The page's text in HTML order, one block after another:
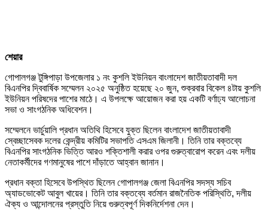
শেয়ার
গোপালগঞ্জ টুঙ্গিপাড়া উপজেলার ১ নং কুশলি ইউনিয়ন বাংলাদেশ জাতীয়তাবাদী দল
বিএনপির দ্বিবার্ষিক সম্মেলন ২০২৫ অনুষ্ঠিত হয়েছে ২০ জুন, শুক্রবার বিকেল ৪টায় কুশলি
ইউনিয়ন পরিষদের পাশের মাঠে। এ উপলক্ষে আয়োজন করা হয় একটি বর্ণাঢ্য আলোচনা
সভা ও সাংগঠনিক অধিবেশন।
সম্মেলনে ভার্চুয়ালি প্রধান অতিথি হিসেবে যুক্ত ছিলেন বাংলাদেশ জাতীয়তাবাদী
স্বেচ্ছাসেবক দলের কেন্দ্রীয় কমিটির সভাপতি এসএম জিলানী। তিনি তার বক্তব্যে
বিএনপির সাংগঠনিক ভিত্তি আরও শক্তিশালী করার ওপর গুরুত্বারোপ করেন এবং দলীয়
নেতাকর্মীদের গণমানুষের পাশে দাঁড়াতে আহ্বান জানান।
প্রধান বক্তা হিসেবে উপস্থিত ছিলেন গোপালগঞ্জ জেলা বিএনপির সদস্য সচিব
অ্যাডভোকেট আবুল খায়ের। তিনি তার বক্তব্যে বর্তমান রাজনৈতিক পরিস্থিতি, দলীয়
ঐক্য ও আন্দোলনের প্রস্তুতি নিয়ে গুরুত্বপূর্ণ দিকনির্দেশনা দেন।